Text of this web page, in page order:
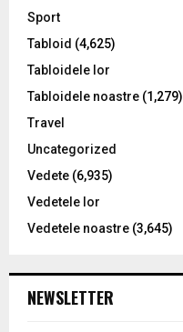
Sport
Tabloid (4,625)
Tabloidele lor
Tabloidele noastre (1,279)
Travel
Uncategorized
Vedete (6,935)
Vedetele lor
Vedetele noastre (3,645)
NEWSLETTER